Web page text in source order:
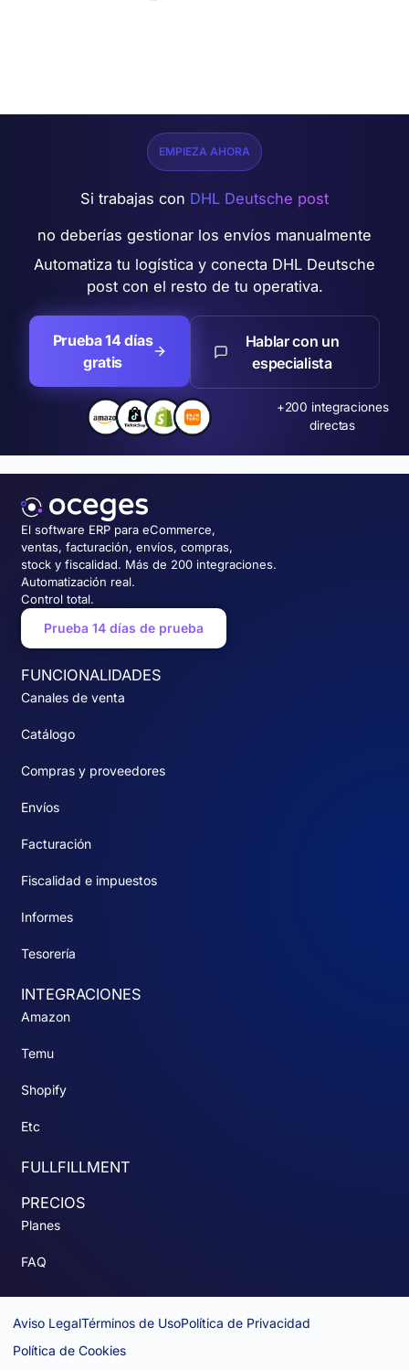
EMPIEZA AHORA
Si trabajas con DHL Deutsche post
no deberías gestionar los envíos manualmente
Automatiza tu logística y conecta DHL Deutsche
post con el resto de tu operativa.
Prueba 14 días
gratis
Hablar con un
especialista
+200 integraciones
directas
El software ERP para eCommerce,
ventas, facturación, envíos, compras,
stock y fiscalidad. Más de 200 integraciones.
Automatización real.
Control total.
Prueba 14 días de prueba
FUNCIONALIDADES
Canales de venta
Catálogo
Compras y proveedores
Envíos
Facturación
Fiscalidad e impuestos
Informes
Tesorería
INTEGRACIONES
Amazon
Temu
Shopify
Etc
FULLFILLMENT
PRECIOS
Planes
FAQ
Aviso LegalTérminos de UsoPolítica de Privacidad
Política de Cookies